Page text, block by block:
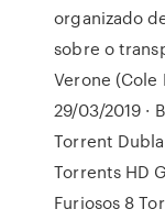
organizado
sobre o
Verone
29/03/2019 ·
Torrent
Torrents HD
Furiosos 8